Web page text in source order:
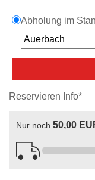
Abholung im
Reservieren Info*
Nur noch 50,00